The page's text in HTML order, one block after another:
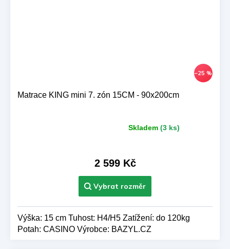
–25 %
Matrace KING mini 7. zón 15CM - 90x200cm
Skladem (3 ks)
2 599 Kč
Výška: 15 cm Tuhost: H4/H5 Zatížení: do 120kg
Potah: CASINO Výrobce: BAZYL.CZ